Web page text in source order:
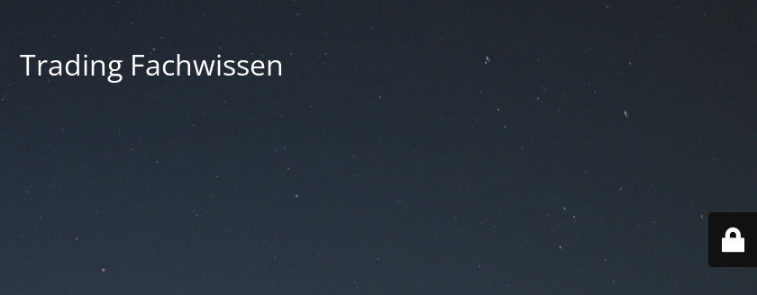
Trading Fachwissen